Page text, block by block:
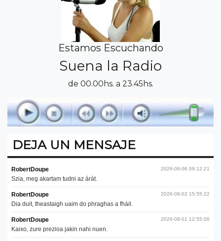
Estamos Escuchando
Suena la Radio
de 00.00hs. a 23.45hs.
DEJA UN MENSAJE